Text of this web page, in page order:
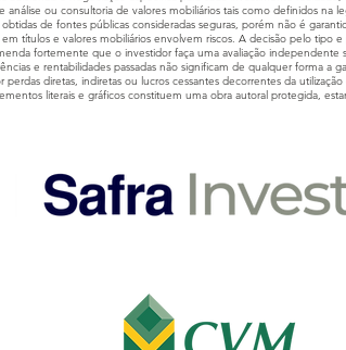
análise ou consultoria de valores mobiliários tais como definidos na
de fontes públicas consideradas seguras, porém não é
títulos e valores mobiliários envolvem riscos. A decisão pelo tipo
fortemente que o investidor faça uma avaliação independente
e rentabilidades passadas não significam de qualquer forma a
perdas diretas, indiretas ou lucros cessantes decorrentes da
literais e gráficos constituem uma obra autoral protegida,